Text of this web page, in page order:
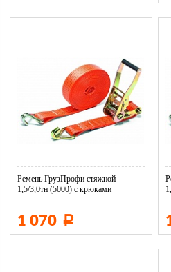
Ремень ГрузПрофи стяжной
1,5/3,0тн (5000) с крюками
1 070 Р